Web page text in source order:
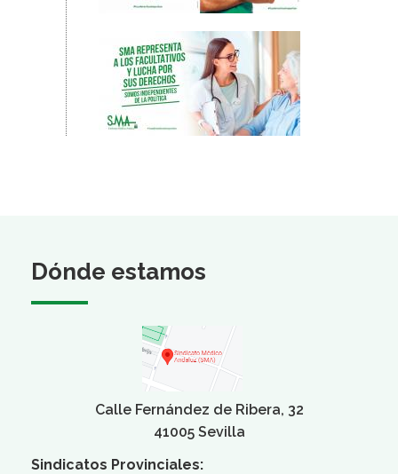
Dónde estamos
Calle Fernández de Ribera, 32
41005 Sevilla
Sindicatos Provinciales: